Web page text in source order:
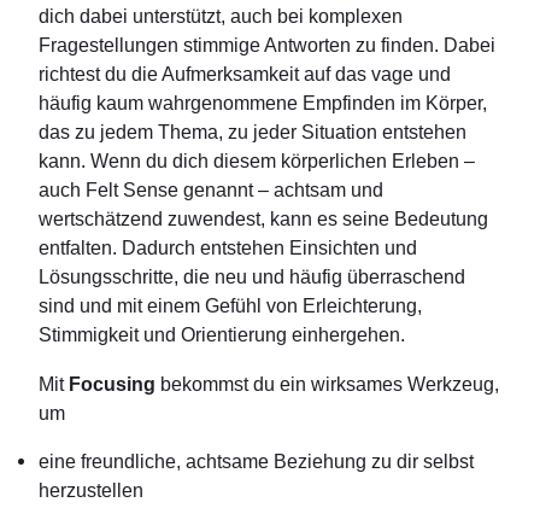
dich dabei unterstützt, auch bei komplexen
Fragestellungen stimmige Antworten zu finden. Dabei
richtest du die Aufmerksamkeit auf das vage und
häufig kaum wahrgenommene Empfinden im Körper,
das zu jedem Thema, zu jeder Situation entstehen
kann. Wenn du dich diesem körperlichen Erleben –
auch Felt Sense genannt – achtsam und
wertschätzend zuwendest, kann es seine Bedeutung
entfalten. Dadurch entstehen Einsichten und
Lösungsschritte, die neu und häufig überraschend
sind und mit einem Gefühl von Erleichterung,
Stimmigkeit und Orientierung einhergehen.
Mit Focusing bekommst du ein wirksames Werkzeug,
um
eine freundliche, achtsame Beziehung zu dir selbst
herzustellen